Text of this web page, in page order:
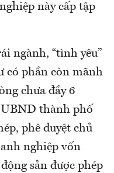
này cấp tập
ngành, “tình yêu”
có phần còn mãnh
chưa đầy 6
thành phố
phê duyệt chủ
nghiệp vốn
sản được phép